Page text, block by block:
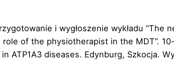
i wygłoszenie wykładu
of the physiotherapist in the MDT”.
ATP1A3 diseases. Edynburg, Szkocja.